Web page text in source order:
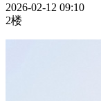
2026-02-12 09:10
2楼